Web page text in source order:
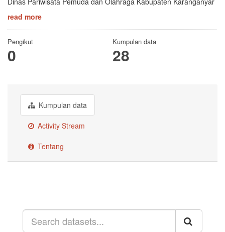
read more
Pengikut
0
Kumpulan data
28
Kumpulan data
Activity Stream
Tentang